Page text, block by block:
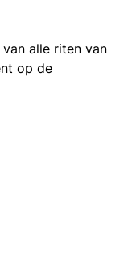
alle riten van
op de